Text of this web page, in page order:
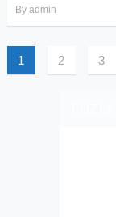
By admin
1 2 3